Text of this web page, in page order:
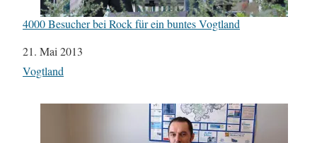
4000 Besucher bei Rock für ein buntes Vogtland
Datum
21. Mai 2013
In Bezug auf
Vogtland